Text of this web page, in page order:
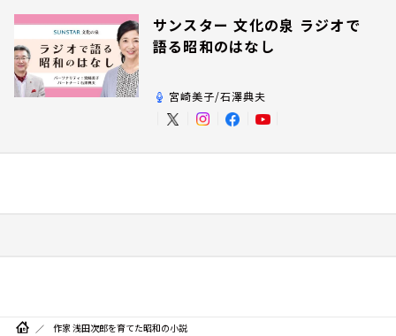
サンスター 文化の泉 ラジオで
語る昭和のはなし
宮崎美子/石澤典夫
作家 浅田次郎を育てた昭和の小説